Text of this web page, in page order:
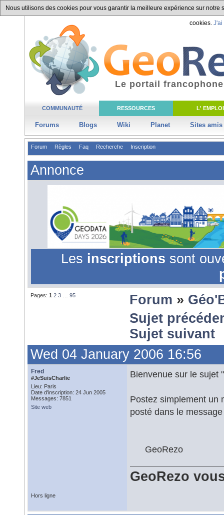
Nous utilisons des cookies pour vous garantir la meilleure expérience sur
cookies. J'ai
COMMUNAUTÉ RESSOURCES L' EMPLOI
Forums Blogs Wiki Planet Sites amis
Le portail
Forum Règles Faq Recherche Inscription
Annonce
Les inscriptions sont
Pages: 1 2 3 95 Forum »
Sujet
Sujet suivant
Wed 04 January 2006 16:56
Fred
#JeSuisCharlie
Lieu: Paris
Date d'inscription: 24 Jun 2005
Messages: 7851
Site web
Bienvenue sur le sujet
Postez simplement un
posté dans le
GeoRezo
GeoRezo
Hors ligne